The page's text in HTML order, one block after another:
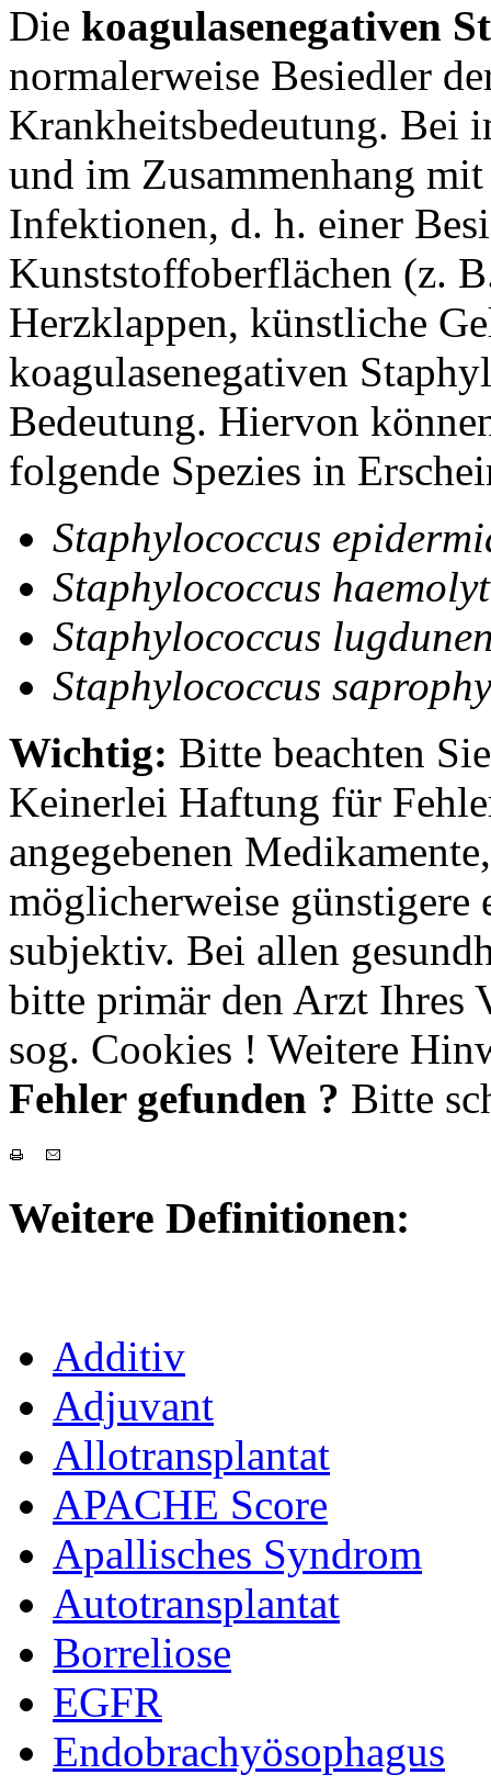
Die koagulasenegativen
normalerweise Besiedler
Krankheitsbedeutung. Bei
und im Zusammenhang
Infektionen, d. h. einer
Kunststoffoberflächen (z.
Herzklappen, künstliche
koagulasenegativen
Bedeutung. Hiervon
folgende Spezies in
Staphylococcus
Staphylococcus
Staphylococcus
Staphylococcus
Wichtig: Bitte beachten
Keinerlei Haftung für
angegebenen
möglicherweise
subjektiv. Bei allen
bitte primär den Arzt Ihres
sog. Cookies ! Weitere
Fehler gefunden ? Bitte
Weitere Definitionen:
Additiv
Adjuvant
Allotransplantat
APACHE Score
Apallisches Syndrom
Autotransplantat
Borreliose
EGFR
Endobrachyösophagus